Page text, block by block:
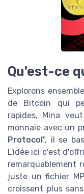
Qu'est-ce
Explorons
de Bitcoin qui
rapides, Mina
monnaie avec un
Protocol", il se
L'idée ici c'est
remarquablement
juste un fichier
croissent plus